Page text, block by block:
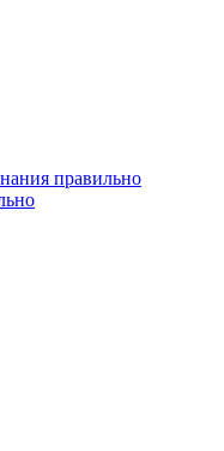
правильно